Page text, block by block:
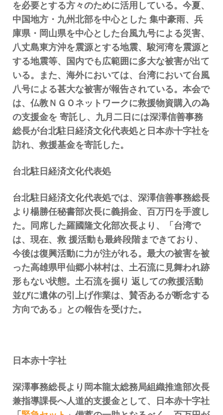
を必要とする方々のために活用している。今夏、
中国地方・九州北部を中心とした 集中豪雨、兵
庫県・岡山県を中心とした台風九号による災害、
八丈島東方沖を震源とする地震、駿河湾を震源と
する地震等、国内でも広範囲に多大な被害が出て
いる。また、海外においては、台湾において台風
八号による甚大な被害が報告されている。本会で
は、仏教ＮＧＯネットワークに救援物資購入の為
の支援金を 寄託し、九月二日には深澤信善事務
総長が台北駐日経済文化代表処と日本赤十字社を
訪れ、救援基金を寄託した。
台北駐日経済文化代表処
台北駐日経済文化代表処では、深澤信善事務総長
より楊勝任秘書部次長に義捐金、百万円を手渡し
た。同席した羅國隆文化部次長より、「台湾で
は、現在、救 援活動も最終段階まできており、
今後は復興活動に力が注がれる。最大の被害を被
った高雄県甲仙郷小林村は、土石流に見舞われ跡
形もない状態。土石流を掘り 返しての救援活動
並びに遺体の引上げ作業は、賛否あるが断念する
方向である」との報告を受けた。
日本赤十字社
深澤事務総長より岡本龍太総務局組織推進部次長
兼指導課長へ人道的支援金として、日本赤十字社